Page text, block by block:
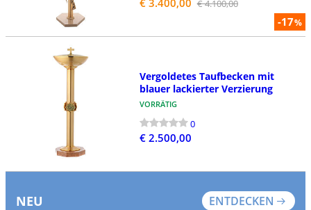
-17%
€ 3.400,00 € 4.100,00
Vergoldetes Taufbecken mit
blauer lackierter Verzierung
VORRÄTIG
0
€ 2.500,00
NEU ENTDECKEN